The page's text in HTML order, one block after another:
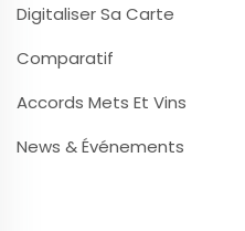
Digitaliser Sa Carte
Comparatif
Accords Mets Et Vins
News & Événements